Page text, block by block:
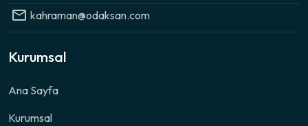
kahraman@odaksan.com
Kurumsal
Ana Sayfa
Kurumsal